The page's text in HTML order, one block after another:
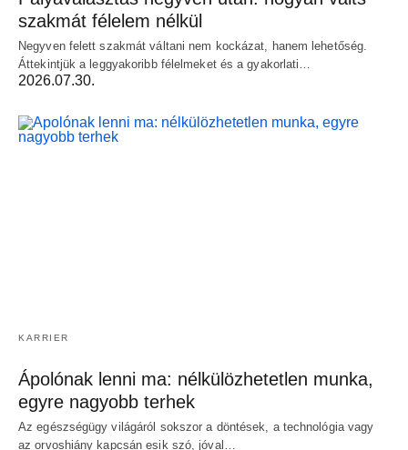
szakmát félelem nélkül
Negyven felett szakmát váltani nem kockázat, hanem lehetőség.
Áttekintjük a leggyakoribb félelmeket és a gyakorlati…
2026.07.30.
KARRIER
Ápolónak lenni ma: nélkülözhetetlen munka,
egyre nagyobb terhek
Az egészségügy világáról sokszor a döntések, a technológia vagy
az orvoshiány kapcsán esik szó, jóval…